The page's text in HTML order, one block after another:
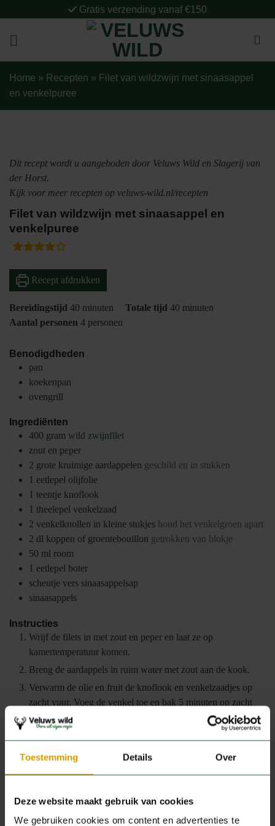
Toestemming Details Over
Deze website maakt gebruik van cookies
We gebruiken cookies om content en advertenties te
inhoud
Gratis verzending vanaf €150
Home » Recepten » Filet van wildzwijn met sinaasappel
en venkelpuree
Dit recept wordt u aangeboden door Veluws Wild en Slagerij van
der Horst.
Kijk voor meer recepten op veluws-wild.nl/recepten
Filet van wildzwijn met sinaasappel en
venkelpuree
Recept afdrukken
Bereidingstijd 40 minuten
minuten Totale tijd40 minuten
minuten
Aantal personen 4 personen
Benodigdheden
pan
koekenpan
ovengrill
Ingrediënten
400 gram wild zwijnfilet
zout en peper
2 grote kruimige aardappelen geschild en in stukken
1 eetlepel olijfolie
1 teentje knoflook
1 theelepel venkelzaad
2 venkelknollen in kleine stukjes houd het venkelgroen apart
2 dl koppen of groentebouillon getrokken van blokje
50 ml room
1 eetlepel boter
scheutje vers sinaasappelsap
sinaasappels
Instructies
Wrijf de filets in met zout en peper en laat ze op
kamertemperatuur komen.
Breng de aardappels in ruim water met zout aan de kook.
Verwarm de olie en fruit de knoflook en venkelzaadjes op
zacht vuur. Voeg de venkel toe en bak 5 minuten op zacht
vuur. Voeg de bouillon toe en laat de groente met het deksel
half op de pan in 10 minuten beetgaar sudderen.
en venkel met de room en boter in de keukenmachine tot een
grove puree. Breng verder op smaak met zout en peper en